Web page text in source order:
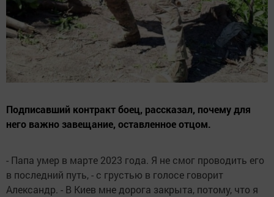
Подписавший контракт боец, рассказал, почему для
него важно завещание, оставленное отцом.
- Папа умер в марте 2023 года. Я не смог проводить его
в последний путь, - с грустью в голосе говорит
Александр. - В Киев мне дорога закрыта, потому, что я